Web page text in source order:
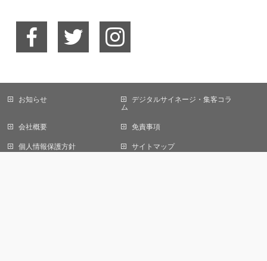
当サイトではCookieを使用します。Cookieの使用に関する詳細は「プライバ
シーポリシー」をご覧ください。
お知らせ
デジタルサイネージ・集客コラ
ム
会社概要 免責事項
個人情報保護方針 サイトマップ